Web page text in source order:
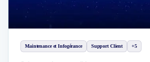
Maintenance et Infogérance Support Client +5